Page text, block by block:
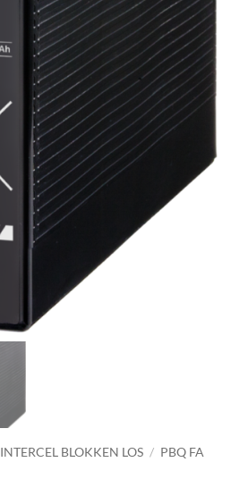
INTERCEL BLOKKEN LOS / PBQ FA